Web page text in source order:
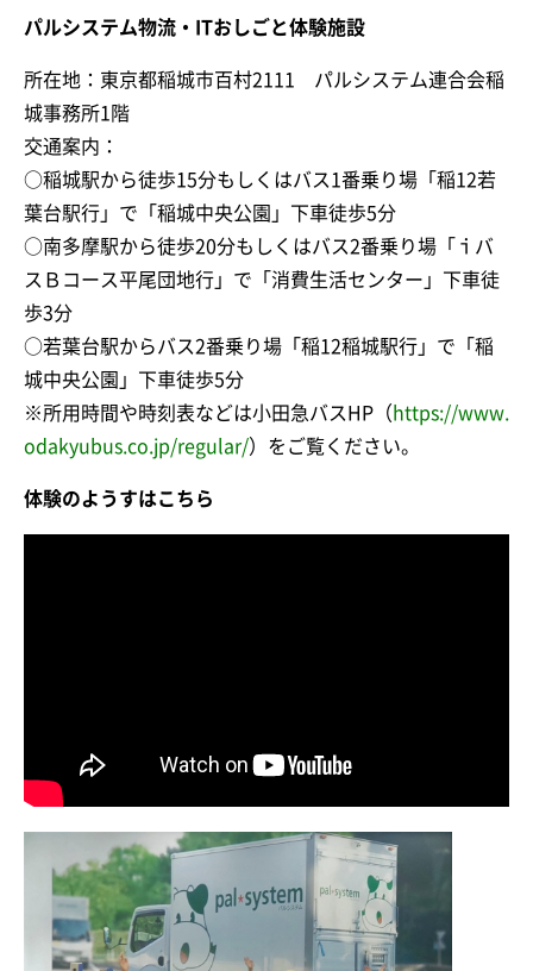
パルシステム物流・ITおしごと体験施設
所在地：東京都稲城市百村2111 パルシステム連合会稲
城事務所1階
交通案内：
○稲城駅から徒歩15分もしくはバス1番乗り場「稲12若
葉台駅行」で「稲城中央公園」下車徒歩5分
○南多摩駅から徒歩20分もしくはバス2番乗り場「ｉバ
スＢコース平尾団地行」で「消費生活センター」下車徒
歩3分
○若葉台駅からバス2番乗り場「稲12稲城駅行」で「稲
城中央公園」下車徒歩5分
※所用時間や時刻表などは小田急バスHP（ https://www.
odakyubus.co.jp/regular/）をご覧ください。
体験のようすはこちら